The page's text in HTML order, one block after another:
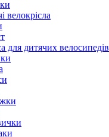
велокрісла
для дитячих велосипедів